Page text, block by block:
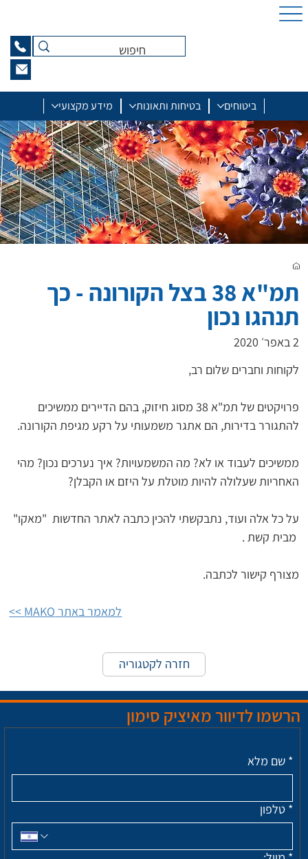
ביטוחים בטיחות ותאונות מידע מקצועי
תמ"א 38 בצל הקורונה - כך
תנהגו נכון
2 באפר׳ 2020
פרויקטים של תמ"א 38 מסוג חיזוק, בהם הדיירים ממשיכים
ממשיכים לעבוד או לא? מה המשמעויות? איך נערכים נכון? מהי
על כל אלה ועוד, נתבקשתי להכין כתבה לאתר החדשות  "מאקו"
מצורף קישור לכתבה.
למאמר באתר MAKO >>
חזרה לקטגוריה
הרשמו לדיוור מאיציק סימון
* שם מלא
* טלפון